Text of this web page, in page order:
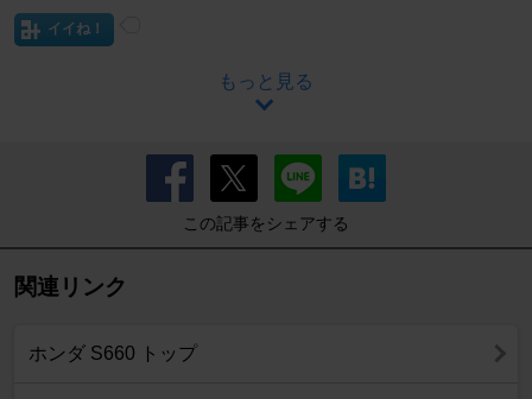
イイね！
もっと見る
この記事をシェアする
関連リンク
ホンダ S660 トップ